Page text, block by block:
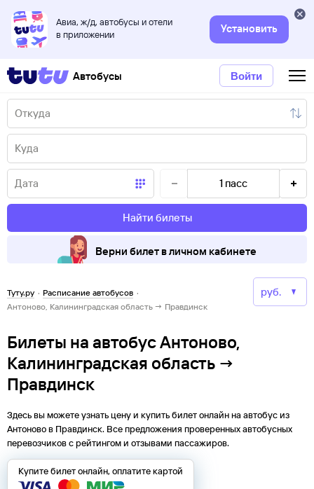
Авиа, ж/д, автобусы и отели
в приложении
Установить
Автобусы Войти
1 пасс
Найти билеты
Верни билет в личном кабинете
Туту.ру · Расписание автобусов ·
Антоново, Калининградская область → Правдинск
Билеты на автобус Антоново,
Калининградская область →
Правдинск
Здесь вы можете узнать цену и купить билет онлайн на автобус из
Антоновов Правдинск. Все предложения проверенных автобусных
перевозчиков с рейтингом и отзывами пассажиров.
Купите билет онлайн, оплатите картой